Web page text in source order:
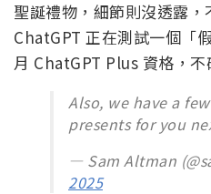
聖誕禮物，細節則沒透露
ChatGPT 正在測試一個「
月 ChatGPT Plus 資格，不
Also, we have a
presents for you
— Sam Altman
2025